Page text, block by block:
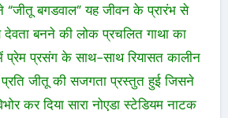
“जीतू बगडवाल” यह जीवन के प्रारंभ से
बनने की लोक प्रचलित गाथा का
प्रेम प्रसंग के साथ-साथ रियासत कालीन
जीतू की सजगता प्रस्तुत हुई जिसने
कर दिया सारा नोएडा स्टेडियम नाटक